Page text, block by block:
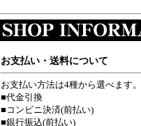
お支払い・送料について
お支払い方法は4種から選べます。
■代金引換
■コンビニ決済(前払い)
■銀行振込(前払い)